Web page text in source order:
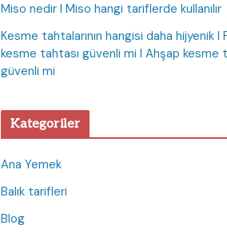
Miso nedir I Miso hangi tariflerde kullanılır
Kesme tahtalarının hangisi daha hijyenik I
kesme tahtası güvenli mi I Ahşap kesme
güvenli mi
Kategoriler
Ana Yemek
Balık tarifleri
Blog